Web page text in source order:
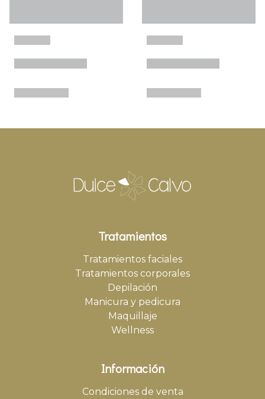
Tratamientos
Tratamientos faciales
Tratamientos corporales
Depilación
Manicura y pedicura
Maquillaje
Wellness
Información
Condiciones de venta